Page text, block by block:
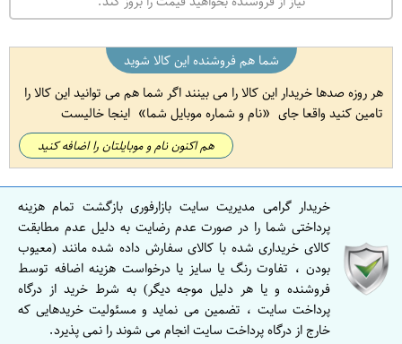
شما هم فروشنده این کالا شوید
هر روزه صدها خریدار این کالا را می بینند اگر شما هم می توانید این کالا را
تامین کنید واقعا جای
نام و شماره موبایل شما اینجا خالیست
هم اکنون نام و موبایلتان را اضافه کنید
خریدار گرامی مدیریت سایت بازارفوری بازگشت تمام هزینه
پرداختی شما را در صورت عدم رضایت به دلیل عدم مطابقت
کالای خریداری شده با کالای سفارش داده شده مانند (معیوب
بودن ، تفاوت رنگ یا سایز یا درخواست هزینه اضافه توسط
فروشنده و یا هر دلیل موجه دیگر) به شرط خرید از درگاه
پرداخت سایت ، تضمین می نماید و مسئولیت خریدهایی که
خارج از درگاه پرداخت سایت انجام می شوند را نمی پذیرد.